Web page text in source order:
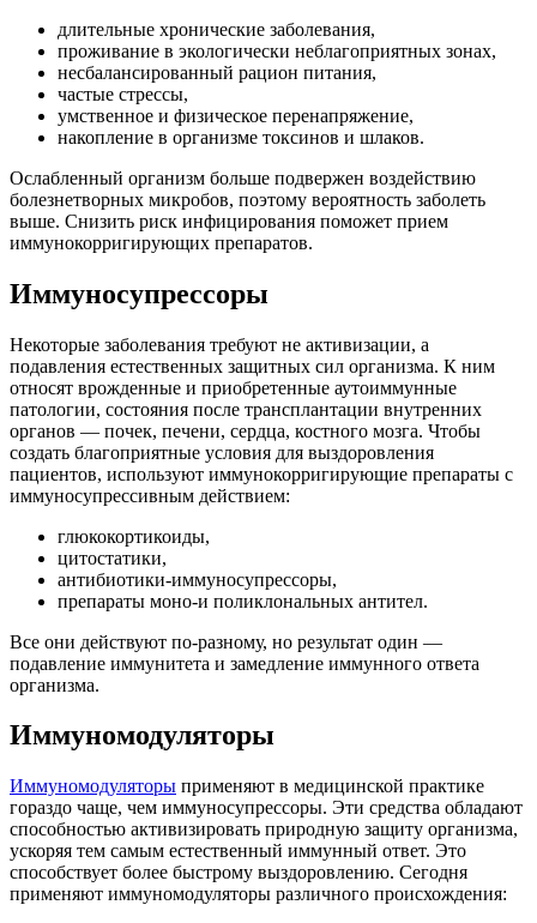
длительные хронические заболевания,
проживание в экологически неблагоприятных зонах,
несбалансированный рацион питания,
частые стрессы,
умственное и физическое перенапряжение,
накопление в организме токсинов и шлаков.
Ослабленный организм больше подвержен воздействию
болезнетворных микробов, поэтому вероятность заболеть
выше. Снизить риск инфицирования поможет прием
иммунокорригирующих препаратов.
Иммуносупрессоры
Некоторые заболевания требуют не активизации, а
подавления естественных защитных сил организма. К ним
относят врожденные и приобретенные аутоиммунные
патологии, состояния после трансплантации внутренних
органов — почек, печени, сердца, костного мозга. Чтобы
создать благоприятные условия для выздоровления
пациентов, используют иммунокорригирующие препараты с
иммуносупрессивным действием:
глюкокортикоиды,
цитостатики,
антибиотики-иммуносупрессоры,
препараты моно-и поликлональных антител.
Все они действуют по-разному, но результат один —
подавление иммунитета и замедление иммунного ответа
организма.
Иммуномодуляторы
Иммуномодуляторы применяют в медицинской практике
гораздо чаще, чем иммуносупрессоры. Эти средства обладают
способностью активизировать природную защиту организма,
ускоряя тем самым естественный иммунный ответ. Это
способствует более быстрому выздоровлению. Сегодня
применяют иммуномодуляторы различного происхождения: